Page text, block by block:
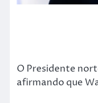
O Presidente
afirmando que